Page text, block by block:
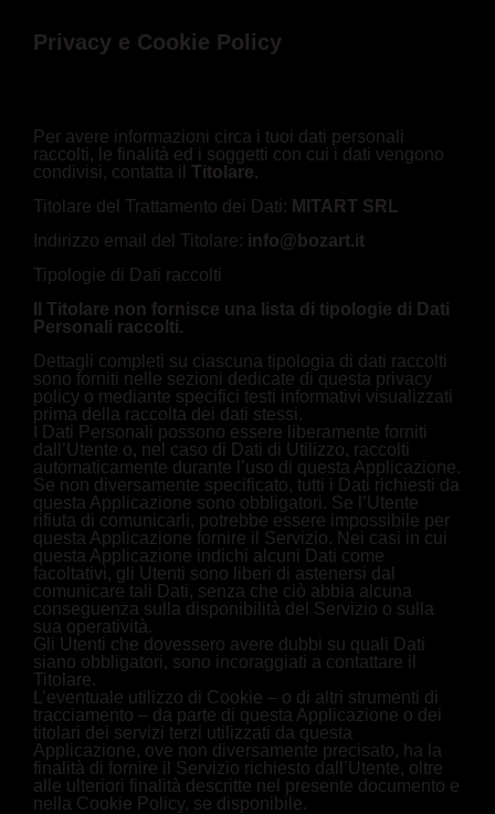
Privacy e Cookie Policy
Per avere informazioni circa i tuoi dati personali
raccolti, le finalità ed i soggetti con cui i dati vengono
condivisi, contatta il Titolare.
Titolare del Trattamento dei Dati: MITART SRL
Indirizzo email del Titolare: info@bozart.it
Tipologie di Dati raccolti
Il Titolare non fornisce una lista di tipologie di Dati
Personali raccolti.
Dettagli completi su ciascuna tipologia di dati raccolti
sono forniti nelle sezioni dedicate di questa privacy
policy o mediante specifici testi informativi visualizzati
prima della raccolta dei dati stessi.
I Dati Personali possono essere liberamente forniti
dall’Utente o, nel caso di Dati di Utilizzo, raccolti
automaticamente durante l’uso di questa Applicazione.
Se non diversamente specificato, tutti i Dati richiesti da
questa Applicazione sono obbligatori. Se l’Utente
rifiuta di comunicarli, potrebbe essere impossibile per
questa Applicazione fornire il Servizio. Nei casi in cui
questa Applicazione indichi alcuni Dati come
facoltativi, gli Utenti sono liberi di astenersi dal
comunicare tali Dati, senza che ciò abbia alcuna
conseguenza sulla disponibilità del Servizio o sulla
sua operatività.
Gli Utenti che dovessero avere dubbi su quali Dati
siano obbligatori, sono incoraggiati a contattare il
Titolare.
L’eventuale utilizzo di Cookie – o di altri strumenti di
tracciamento – da parte di questa Applicazione o dei
titolari dei servizi terzi utilizzati da questa
Applicazione, ove non diversamente precisato, ha la
finalità di fornire il Servizio richiesto dall’Utente, oltre
alle ulteriori finalità descritte nel presente documento e
nella Cookie Policy, se disponibile.